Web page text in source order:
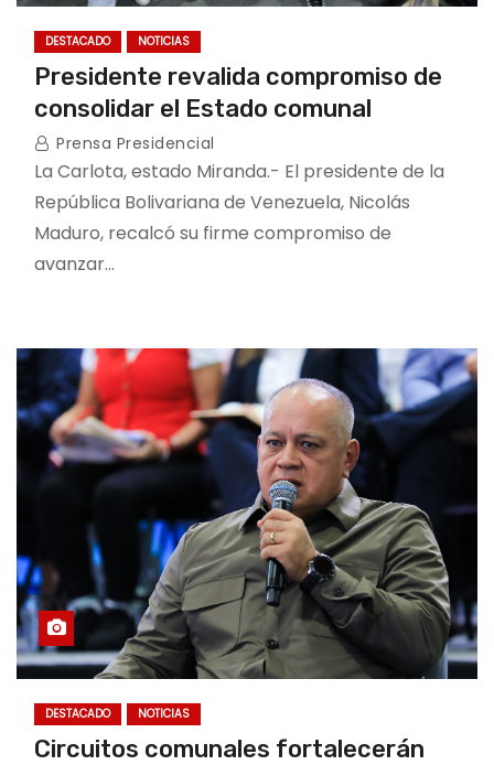
DESTACADO NOTICIAS
Presidente revalida compromiso de
consolidar el Estado comunal
Prensa Presidencial
La Carlota, estado Miranda.- El presidente de la
República Bolivariana de Venezuela, Nicolás
Maduro, recalcó su firme compromiso de
avanzar…
DESTACADO NOTICIAS
Circuitos comunales fortalecerán